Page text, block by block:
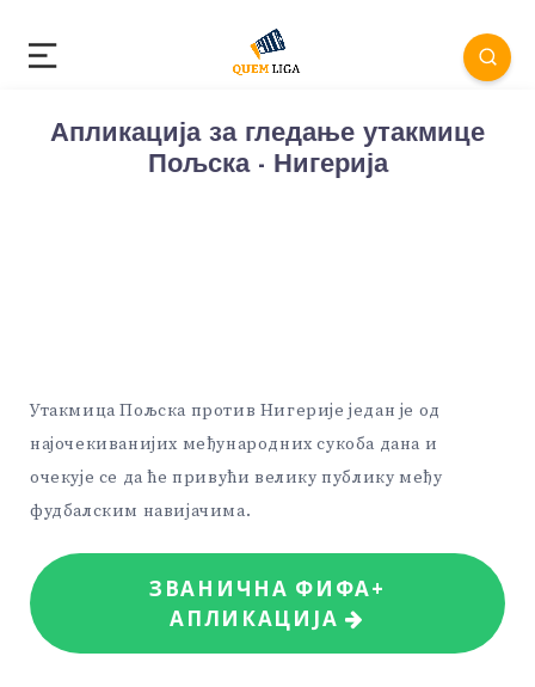
Апликација за гледање утакмице
Пољска - Нигерија
Утакмица Пољска против Нигерије један је од
најочекиванијих међународних сукоба дана и
очекује се да ће привући велику публику међу
фудбалским навијачима.
ЗВАНИЧНА ФИФА+
АПЛИКАЦИЈА